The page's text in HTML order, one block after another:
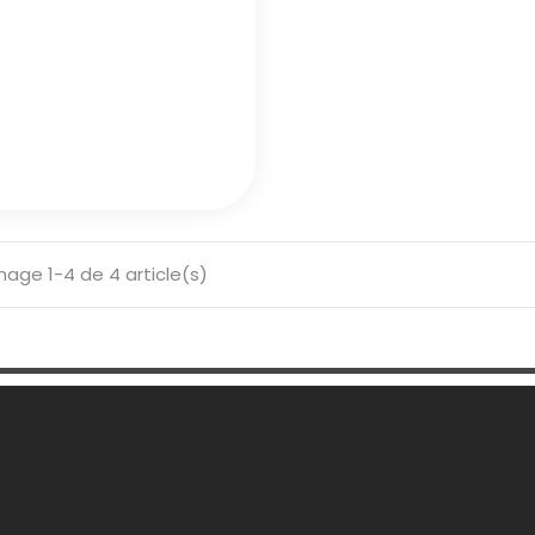
1-4 de 4 article(s)